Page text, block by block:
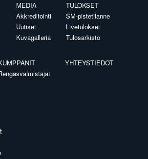
MEDIA
Akkreditointi
Uutiset
Kuvagalleria
TULOKSET
SM-pistetilanne
Livetulokset
Tulosarkisto
YHTEYSTIEDOT